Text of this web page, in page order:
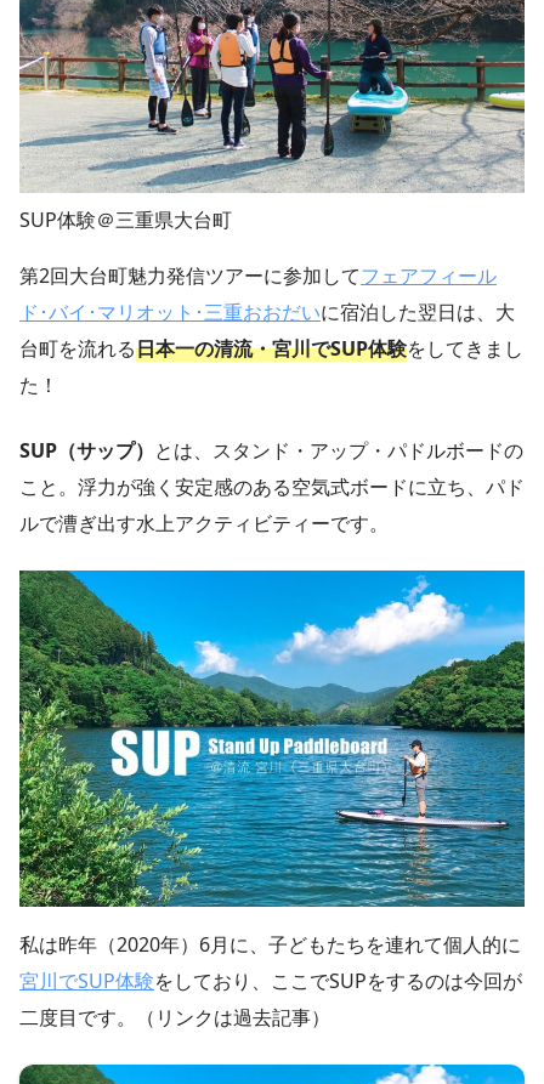
SUP体験＠三重県大台町
第2回大台町魅力発信ツアーに参加してフェアフィール
ド･バイ･マリオット･三重おおだいに宿泊した翌日は、大
台町を流れる日本一の清流・宮川でSUP体験をしてきまし
た！
SUP（サップ） とは、スタンド・アップ・パドルボードの
こと。浮力が強く安定感のある空気式ボードに立ち、パド
ルで漕ぎ出す水上アクティビティーです。
私は昨年（2020年）6月に、子どもたちを連れて個人的に
宮川でSUP体験をしており、ここでSUPをするのは今回が
二度目です。（リンクは過去記事）